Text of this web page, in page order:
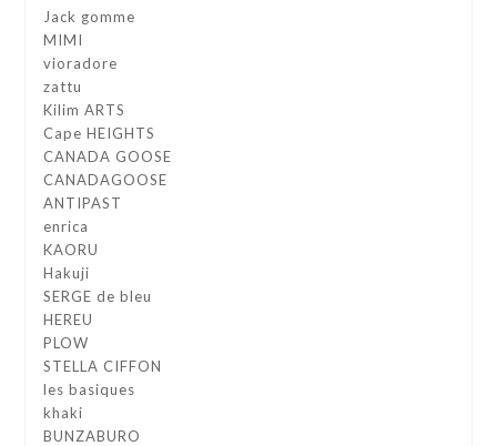
Jack gomme
MIMI
vioradore
zattu
Kilim ARTS
Cape HEIGHTS
CANADA GOOSE
CANADAGOOSE
ANTIPAST
enrica
KAORU
Hakuji
SERGE de bleu
HEREU
PLOW
STELLA CIFFON
les basiques
khaki
BUNZABURO